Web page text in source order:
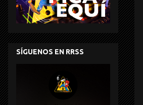
SÍGUENOS EN RRSS